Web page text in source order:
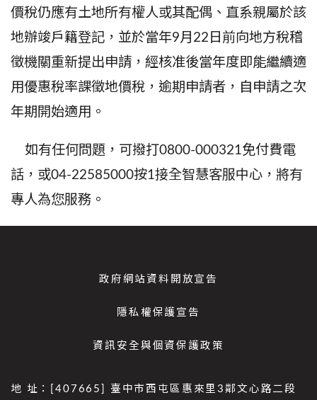
價稅仍應有土地所有權人或其配偶、直系親屬於該
地辦竣戶籍登記，並於當年9月 22 日前向地方稅稽
徵機關重新提出申請，經核准後當年度即能繼續適
用優惠稅率課徵地價稅，逾期申請者，自申請之次
年期開始適用。
如有任何問題，可撥打 0800-000321免付費電
話，或04-22585000按1接全智慧客服中心，將有
專人為您服務。
政府網站資料開放宣告
隱私權保護宣告
資訊安全與個資保護政策
地 址：[407665] 臺中市西屯區惠來里3鄰文心路二段